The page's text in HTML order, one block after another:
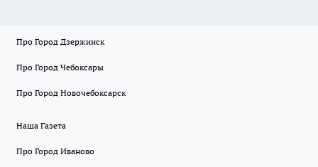
Про Город Дзержинск
Про Город Чебоксары
Про Город Новочебоксарск
Наша Газета
Про Город Иваново